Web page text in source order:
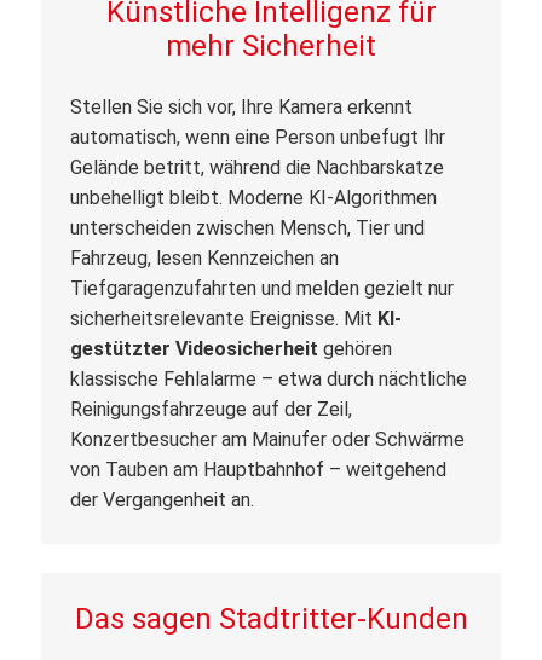
Künstliche Intelligenz für
mehr Sicherheit
Stellen Sie sich vor, Ihre Kamera erkennt
automatisch, wenn eine Person unbefugt Ihr
Gelände betritt, während die Nachbarskatze
unbehelligt bleibt. Moderne KI-Algorithmen
unterscheiden zwischen Mensch, Tier und
Fahrzeug, lesen Kennzeichen an
Tiefgaragenzufahrten und melden gezielt nur
sicherheitsrelevante Ereignisse. Mit KI-
gestützter Videosicherheit gehören
klassische Fehlalarme – etwa durch nächtliche
Reinigungsfahrzeuge auf der Zeil,
Konzertbesucher am Mainufer oder Schwärme
von Tauben am Hauptbahnhof – weitgehend
der Vergangenheit an.
Das sagen Stadtritter-Kunden